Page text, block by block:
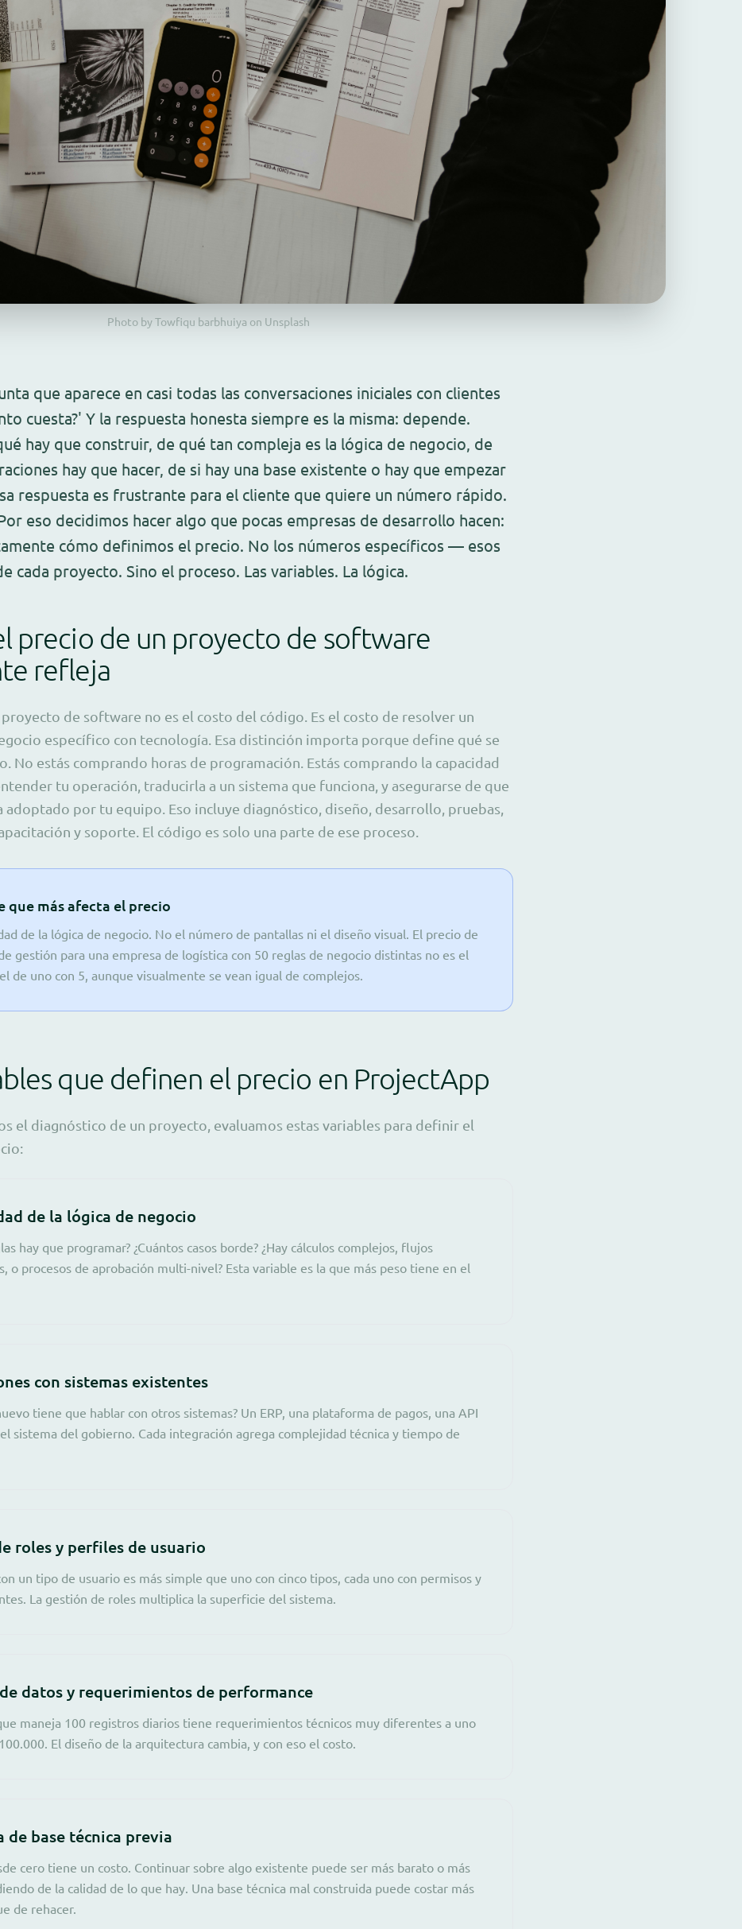
Photo by Towfiqu barbhuiya on Unsplash
que aparece en casi todas las conversaciones iniciales con clientes
cuesta?' Y la respuesta honesta siempre es la misma: depende.
hay que construir, de qué tan compleja es la lógica de negocio, de
hay que hacer, de si hay una base existente o hay que empezar
respuesta es frustrante para el cliente que quiere un número rápido.
eso decidimos hacer algo que pocas empresas de desarrollo hacen:
cómo definimos el precio. No los números específicos — esos
cada proyecto. Sino el proceso. Las variables. La lógica.
precio de un proyecto de software
refleja
de software no es el costo del código. Es el costo de resolver un
específico con tecnología. Esa distinción importa porque define qué se
No estás comprando horas de programación. Estás comprando la capacidad
tu operación, traducirla a un sistema que funciona, y asegurarse de que
adoptado por tu equipo. Eso incluye diagnóstico, diseño, desarrollo, pruebas,
y soporte. El código es solo una parte de ese proceso.
que más afecta el precio
de la lógica de negocio. No el número de pantallas ni el diseño visual. El precio de
gestión para una empresa de logística con 50 reglas de negocio distintas no es el
de uno con 5, aunque visualmente se vean igual de complejos.
que definen el precio en ProjectApp
el diagnóstico de un proyecto, evaluamos estas variables para definir el
de la lógica de negocio
hay que programar? ¿Cuántos casos borde? ¿Hay cálculos complejos, flujos
o procesos de aprobación multi-nivel? Esta variable es la que más peso tiene en el
con sistemas existentes
tiene que hablar con otros sistemas? Un ERP, una plataforma de pagos, una API
sistema del gobierno. Cada integración agrega complejidad técnica y tiempo de
roles y perfiles de usuario
un tipo de usuario es más simple que uno con cinco tipos, cada uno con permisos y
La gestión de roles multiplica la superficie del sistema.
datos y requerimientos de performance
maneja 100 registros diarios tiene requerimientos técnicos muy diferentes a uno
El diseño de la arquitectura cambia, y con eso el costo.
de base técnica previa
cero tiene un costo. Continuar sobre algo existente puede ser más barato o más
de la calidad de lo que hay. Una base técnica mal construida puede costar más
de rehacer.